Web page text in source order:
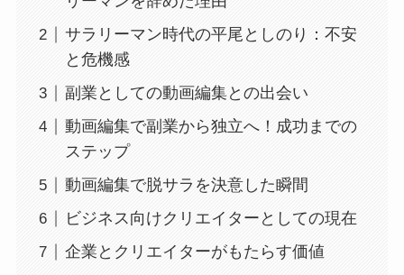
サラリーマン時代の平尾としのり：不安
と危機感
副業としての動画編集との出会い
動画編集で副業から独立へ！成功までの
ステップ
動画編集で脱サラを決意した瞬間
ビジネス向けクリエイターとしての現在
企業とクリエイターがもたらす価値